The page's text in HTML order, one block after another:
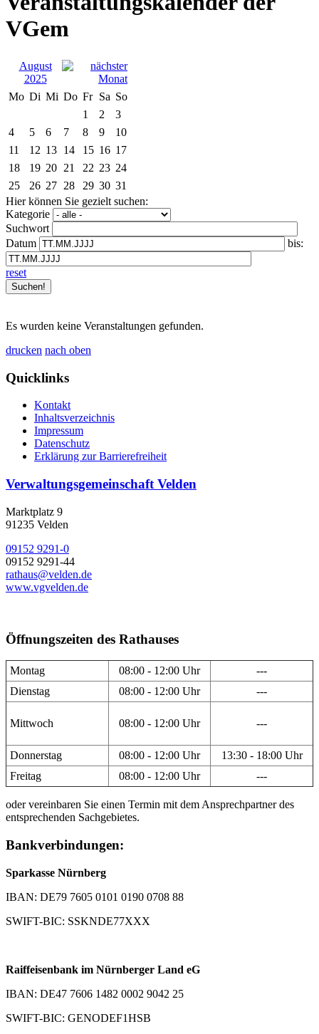
VGem
August
2025
Mo Di Mi Do Fr Sa So
1
2
3
4
5 6 7 8 9
10
11
12 13 14 15 16 17
18
19 20 21 22 23 24
25
26 27 28 29 30 31
Hier können Sie gezielt suchen:
Kategorie
Suchwort
Datum
bis:
reset
Es wurden keine Veranstaltungen gefunden.
drucken nach oben
Quicklinks
Kontakt
Inhaltsverzeichnis
Impressum
Datenschutz
Erklärung zur Barrierefreiheit
Verwaltungsgemeinschaft Velden
Marktplatz 9
91235 Velden
09152 9291-0
09152 9291-44
rathaus@velden.de
www.vgvelden.de
Öffnungszeiten des Rathauses
Montag 08:00 - 12:00 Uhr
---
Dienstag
08:00 - 12:00 Uhr ---
Mittwoch 08:00 - 12:00 Uhr ---
Donnerstag 08:00 - 12:00 Uhr
13:30 - 18:00 Uhr
Freitag
08:00 - 12:00 Uhr ---
oder vereinbaren Sie einen Termin mit dem Ansprechpartner des
entsprechenden Sachgebietes.
Bankverbindungen:
Sparkasse Nürnberg
IBAN: DE79 7605 0101 0190 0708 88
SWIFT-BIC: SSKNDE77XXX
Raiffeisenbank im Nürnberger Land eG
IBAN: DE47 7606 1482 0002 9042 25
SWIFT-BIC: GENODEF1HSB